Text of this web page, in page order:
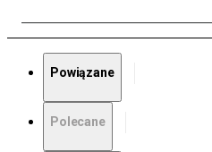
Powiązane
Polecane